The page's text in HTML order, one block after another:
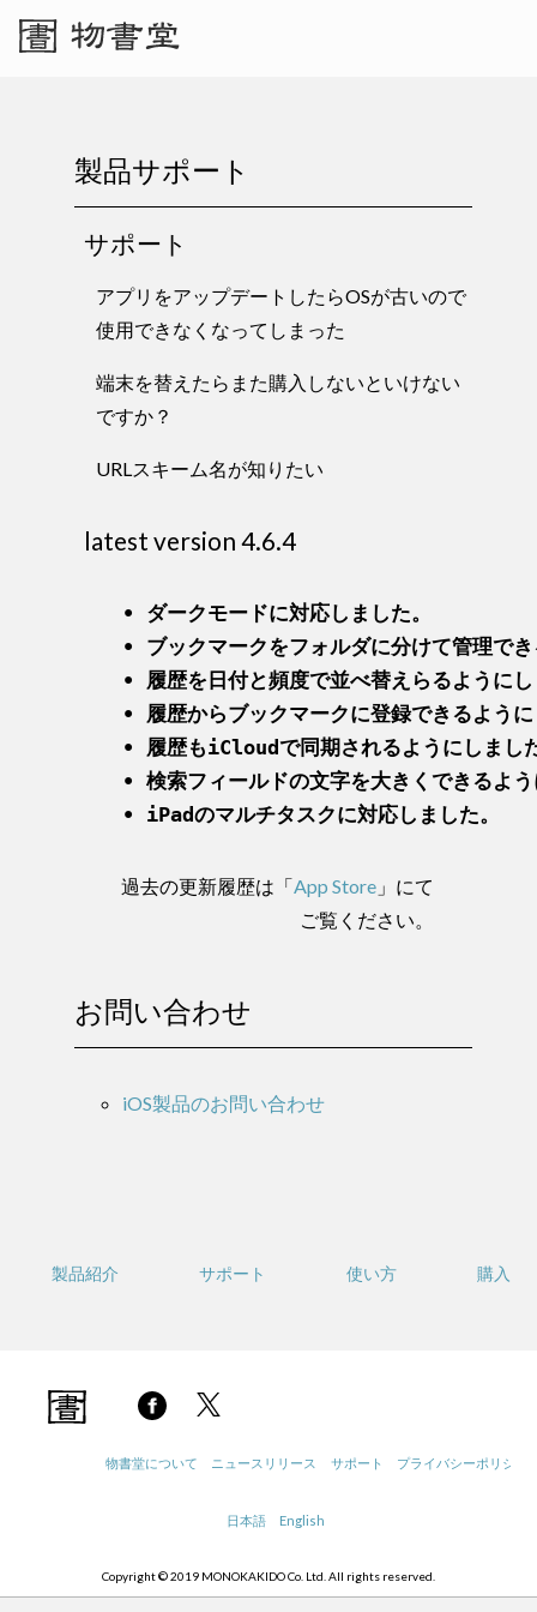
製品サポート
サポート
アプリをアップデートしたらOSが古いので
使用できなくなってしまった
端末を替えたらまた購入しないといけない
ですか？
URLスキーム名が知りたい
latest version 4.6.4
• ダークモードに対応しました。
• ブックマークをフォルダに分けて管理で
• 履歴を日付と頻度で並べ替えらるように
• 履歴からブックマークに登録できるよう
• 履歴もiCloudで同期されるようにしまし
• 検索フィールドの文字を大きくできるよ
• iPadのマルチタスクに対応しました。
過去の更新履歴は「App Store 」にて
ご覧ください。
お問い合わせ
iOS製品のお問い合わせ
製品紹介 サポート 使い方 購入
物書堂について ニュースリリース サポート プライバシーポリシー
日本語 English
Copyright © 2019 MONOKAKIDO Co. Ltd. All rights reserved.